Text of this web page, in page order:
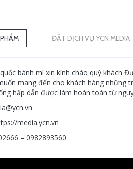
ĐẶT DỊCH VỤ YCN MEDIA
bánh mì xin kính chào quý khách
mang đến cho khách hàng những
hấp dẫn được làm hoàn toàn từ
media.ycn.vn
– 0982893560